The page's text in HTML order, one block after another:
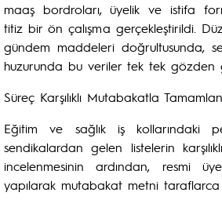
maaş bordroları, üyelik ve istifa
titiz bir ön çalışma gerçekleştirildi.
gündem maddeleri doğrultusunda,
huzurunda bu veriler tek tek gözden
Süreç Karşılıklı Mutabakatla
Eğitim ve sağlık iş kollarındaki
sendikalardan gelen listelerin
incelenmesinin ardından, resmi
yapılarak mutabakat metni taraflarca